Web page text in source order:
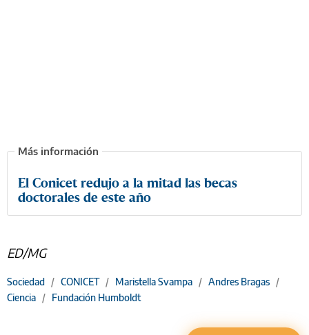
El Conicet redujo a la mitad las becas
doctorales de este año
ED/MG
Sociedad / CONICET / Maristella Svampa / Andres Bragas /
Ciencia / Fundación Humboldt